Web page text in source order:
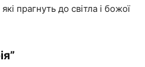
прагнуть до світла і божої